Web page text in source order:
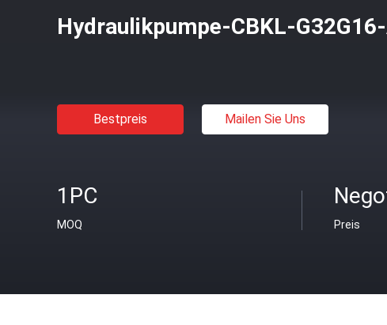
Hydraulikpumpe-CBKL-
Bestpreis Mailen Sie Uns
1PC
MOQ Preis